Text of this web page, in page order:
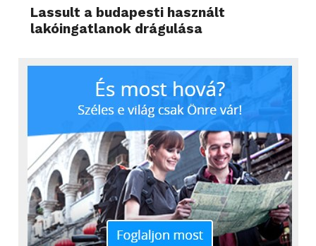
Lassult a budapesti használt
lakóingatlanok drágulása